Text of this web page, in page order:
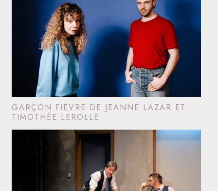
GARÇON FIÈVRE DE JEANNE LAZAR ET
TIMOTHÉE LEROLLE